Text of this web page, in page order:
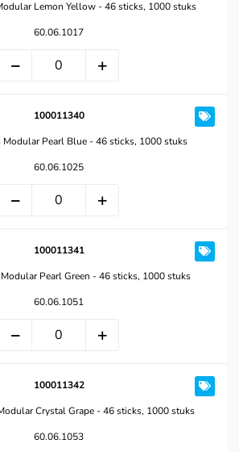
Lemon Yellow - 46 sticks, 1000 stuks
60.06.1017
100011340
Modular Pearl Blue - 46 sticks, 1000 stuks
60.06.1025
100011341
Pearl Green - 46 sticks, 1000 stuks
60.06.1051
100011342
Crystal Grape - 46 sticks, 1000 stuks
60.06.1053